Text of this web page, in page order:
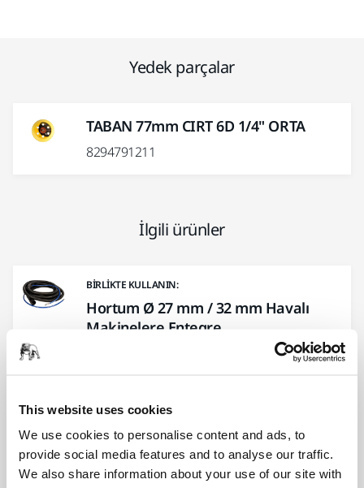
This website uses cookies
We use cookies to personalise content and ads, to
provide social media features and to analyse our traffic.
We also share information about your use of our site with
Yedek parçalar
TABAN 77mm CIRT 6D 1/4" ORTA
8294791211
İlgili ürünler
BIRLIKTE KULLANIN:
Hortum Ø 27 mm / 32 mm Havalı
Makinelere Entegre
Bu Havalı (Pnömatik) Hortum, yalnızca 1850
BIRLIKTE KULLANIN:
Destekleme Pedi Ø 77 mm 1/4"
Ø 77 mm zımpara diskleri için destekleme